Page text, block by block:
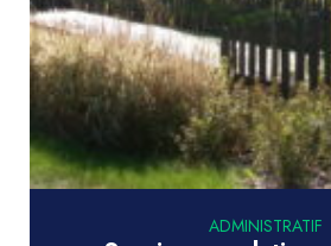
ADMINISTRATIF